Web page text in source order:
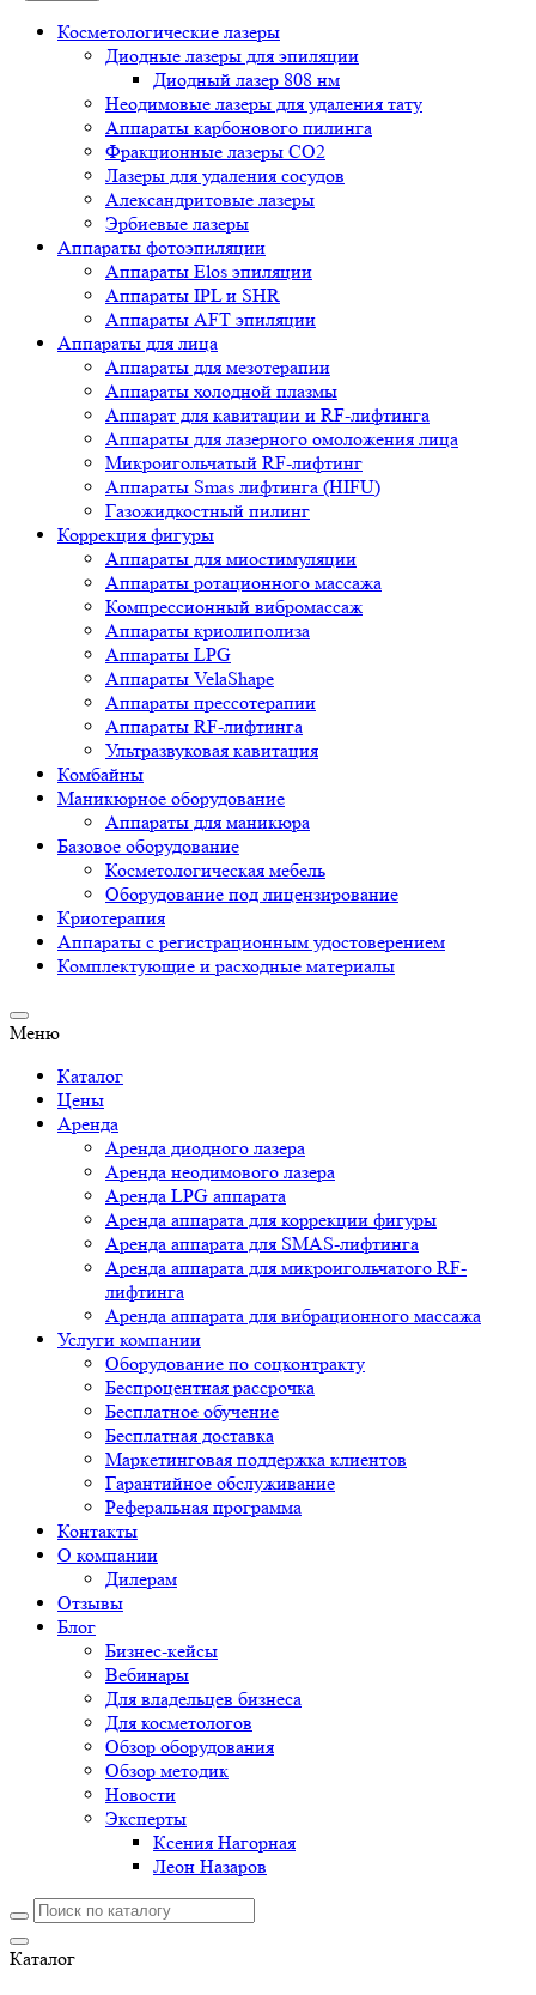
Косметологические лазеры
Диодные лазеры для эпиляции
Диодный лазер 808 нм
Неодимовые лазеры для удаления тату
Аппараты карбонового пилинга
Фракционные лазеры CO2
Лазеры для удаления сосудов
Александритовые лазеры
Эрбиевые лазеры
Аппараты фотоэпиляции
Аппараты Elos эпиляции
Аппараты IPL и SHR
Аппараты AFT эпиляции
Аппараты для лица
Аппараты для мезотерапии
Аппараты холодной плазмы
Аппарат для кавитации и RF-лифтинга
Аппараты для лазерного омоложения лица
Микроигольчатый RF-лифтинг
Аппараты Smas лифтинга (HIFU)
Газожидкостный пилинг
Коррекция фигуры
Аппараты для миостимуляции
Аппараты ротационного массажа
Компрессионный вибромассаж
Аппараты криолиполиза
Аппараты LPG
Аппараты VelaShape
Аппараты прессотерапии
Аппараты RF-лифтинга
Ультразвуковая кавитация
Комбайны
Маникюрное оборудование
Аппараты для маникюра
Базовое оборудование
Косметологическая мебель
Оборудование под лицензирование
Криотерапия
Аппараты c регистрационным удостоверением
Комплектующие и расходные материалы
Меню
Каталог
Цены
Аренда
Аренда диодного лазера
Аренда неодимового лазера
Аренда LPG аппарата
Аренда аппарата для коррекции фигуры
Аренда аппарата для SMAS-лифтинга
Аренда аппарата для микроигольчатого RF-
лифтинга
Аренда аппарата для вибрационного массажа
Услуги компании
Оборудование по соцконтракту
Беспроцентная рассрочка
Бесплатное обучение
Бесплатная доставка
Маркетинговая поддержка клиентов
Гарантийное обслуживание
Реферальная программа
Контакты
О компании
Дилерам
Отзывы
Блог
Бизнес-кейсы
Вебинары
Для владельцев бизнеса
Для косметологов
Обзор оборудования
Обзор методик
Новости
Эксперты
Ксения Нагорная
Леон Назаров
Каталог